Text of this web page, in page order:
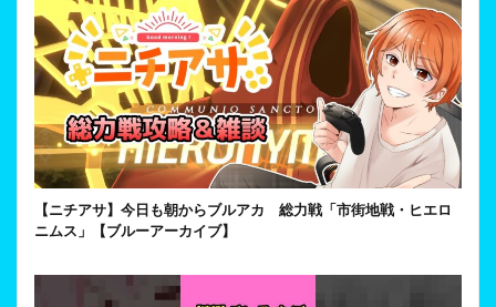
【ニチアサ】今日も朝からブルアカ 総力戦「市街地戦・ヒエロ
ニムス」【ブルーアーカイブ】